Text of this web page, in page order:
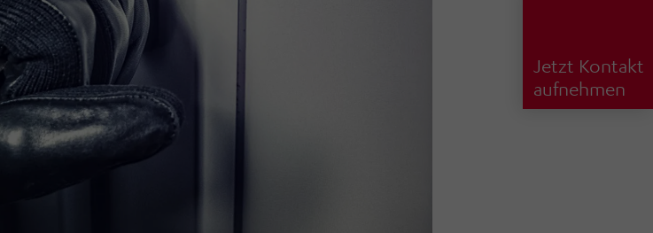
Jetzt Kontakt
aufnehmen